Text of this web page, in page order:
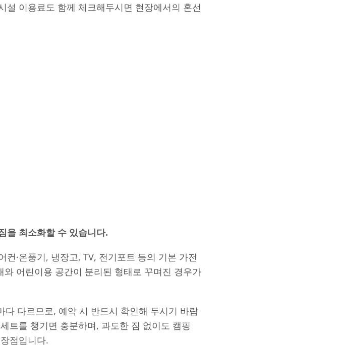
설 이용료도 함께 체크해두시면 현장에서의 혼선
을 최소화할 수 있습니다.
·온풍기, 냉장고, TV, 전기포트 등의 기본 가전
어린이용 공간이 분리된 형태로 꾸며진 경우가
다르므로, 예약 시 반드시 확인해 두시기 바랍
트를 챙기면 충분하며, 과도한 짐 없이도 캠핑
점입니다.